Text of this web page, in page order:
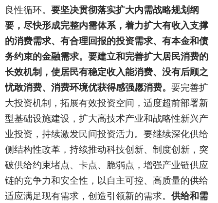
良性循环。 要坚决贯彻落实扩大内需战略规划纲
要，尽快形成完整内需体系，着力扩大有收入支撑
的消费需求、有合理回报的投资需求、有本金和债
务约束的金融需求。要建立和完善扩大居民消费的
长效机制，使居民有稳定收入能消费、没有后顾之
忧敢消费、消费环境优获得感强愿消费。 要完善扩
大投资机制，拓展有效投资空间，适度超前部署新
型基础设施建设，扩大高技术产业和战略性新兴产
业投资，持续激发民间投资活力。要继续深化供给
侧结构性改革，持续推动科技创新、制度创新，突
破供给约束堵点、卡点、脆弱点，增强产业链供应
链的竞争力和安全性，以自主可控、高质量的供给
适应满足现有需求，创造引领新的需求。 供给和需